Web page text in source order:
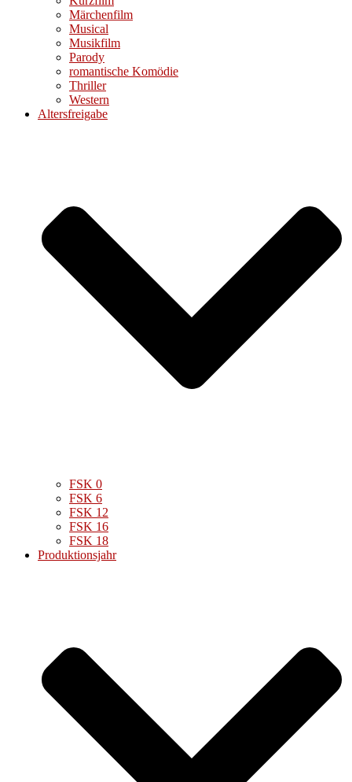
Märchenfilm
Musical
Musikfilm
Parody
romantische Komödie
Thriller
Western
Altersfreigabe
FSK 0
FSK 6
FSK 12
FSK 16
FSK 18
Produktionsjahr